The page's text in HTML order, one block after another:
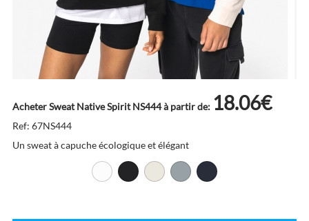
Acheter Sweat Native Spirit NS444 à partir de: 18.06€
Ref: 67NS444
Un sweat à capuche écologique et élégant